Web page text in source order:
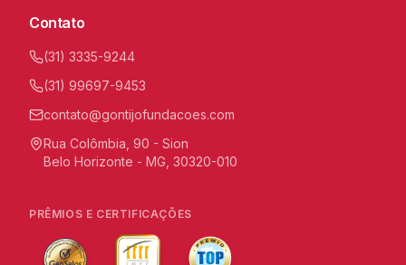
Contato
(31) 3335-9244
(31) 99697-9453
contato@gontijofundacoes.com
Rua Colômbia, 90 - Sion
Belo Horizonte - MG, 30320-010
PRÊMIOS E CERTIFICAÇÕES